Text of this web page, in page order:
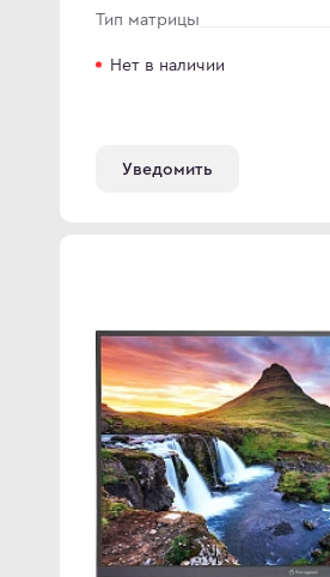
Тип матрицы
Нет в наличии
Уведомить